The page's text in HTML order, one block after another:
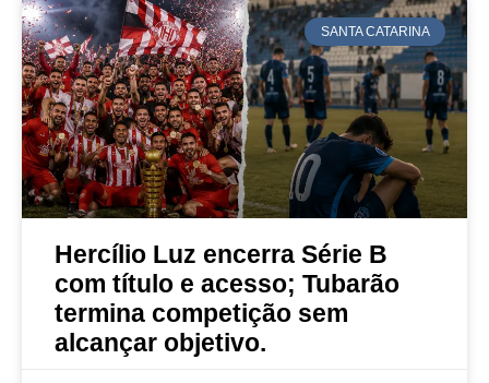
SANTA CATARINA
Hercílio Luz encerra Série B
com título e acesso; Tubarão
termina competição sem
alcançar objetivo.